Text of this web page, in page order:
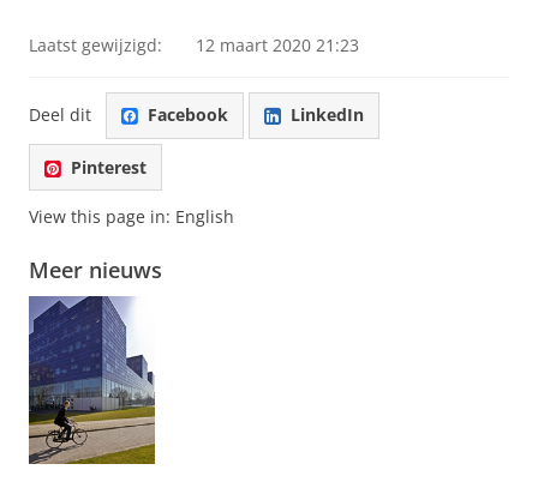
Laatst gewijzigd: 12 maart 2020 21:23
Deel dit Facebook LinkedIn
Pinterest
View this page in: English
Meer nieuws